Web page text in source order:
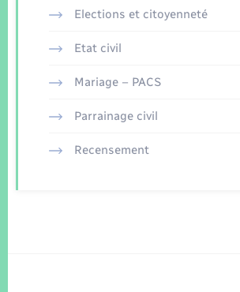
Elections et citoyenneté
Etat civil
Mariage – PACS
Parrainage civil
Recensement